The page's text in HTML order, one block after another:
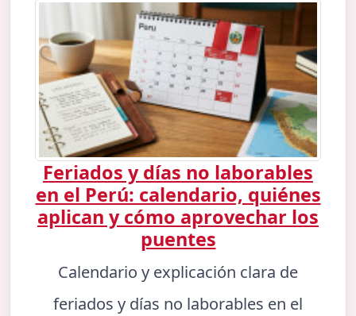
Feriados y días no laborables
en el Perú: calendario, quiénes
aplican y cómo aprovechar los
puentes
Calendario y explicación clara de
feriados y días no laborables en el